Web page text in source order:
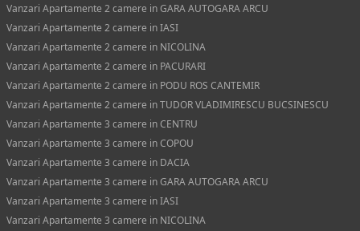
Vanzari Apartamente 2 camere in GARA AUTOGARA ARCU
Vanzari Apartamente 2 camere in IASI
Vanzari Apartamente 2 camere in NICOLINA
Vanzari Apartamente 2 camere in PACURARI
Vanzari Apartamente 2 camere in PODU ROS CANTEMIR
Vanzari Apartamente 2 camere in TUDOR VLADIMIRESCU BUCSINESCU
Vanzari Apartamente 3 camere in CENTRU
Vanzari Apartamente 3 camere in COPOU
Vanzari Apartamente 3 camere in DACIA
Vanzari Apartamente 3 camere in GARA AUTOGARA ARCU
Vanzari Apartamente 3 camere in IASI
Vanzari Apartamente 3 camere in NICOLINA